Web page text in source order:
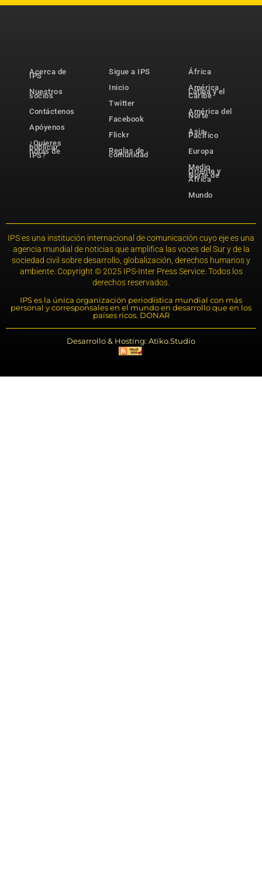
Acerca de
IPS
Nuestros
socios
Contáctenos
Apóyenos
¿Quieres
publicar
notas de
IPS?
Sigue a IPS
Inicio
Twitter
Facebook
Flickr
Reglas de
comunidad
África
América
Latina y el
Caribe
América del
Norte
Asia-
Pacífico
Europa
Medio
Oriente y
Norte de
África
Mundo
IPS es una institución internacional de comunicación cuyo eje es una
agencia mundial de noticias que amplifica las voces del Sur y de la
sociedad civil sobre desarrollo, globalización, derechos humanos y
ambiente. Copyright © 2025 IPS-Inter Press Service. Todos los
derechos reservados.
IPS es la única organización periodística mundial con más
personal y corresponsales en el mundo en desarrollo que en los
países ricos. DONAR
Desarrollo & Hosting: Atiko.Studio